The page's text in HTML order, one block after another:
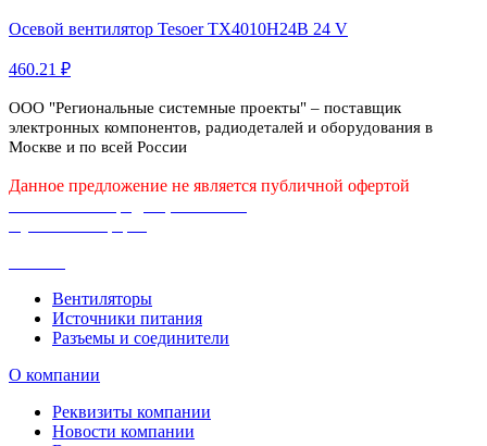
Осевой вентилятор Tesoer TX4010H24B 24 V
460.21 ₽
ООО "Региональные системные проекты" – поставщик
электронных компонентов, радиодеталей и оборудования в
Москве и по всей России
Данное предложение не является публичной офертой
Вентиляторы
Источники питания
Разъемы и соединители
О компании
Реквизиты компании
Новости компании